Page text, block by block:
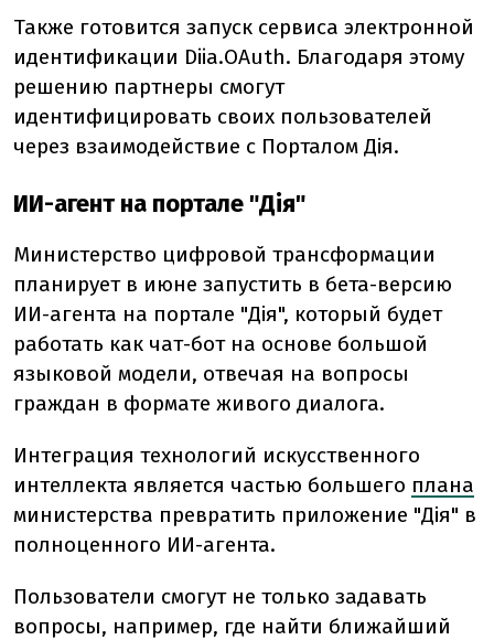
Также готовится запуск сервиса электронной
идентификации Diia.OAuth. Благодаря этому
решению партнеры смогут
идентифицировать своих пользователей
через взаимодействие с Порталом Дія.
ИИ-агент на портале "Дія"
Министерство цифровой трансформации
планирует в июне запустить в бета-версию
ИИ-агента на портале "Дія", который будет
работать как чат-бот на основе большой
языковой модели, отвечая на вопросы
граждан в формате живого диалога.
Интеграция технологий искусственного
интеллекта является частью большего плана
министерства превратить приложение "Дія" в
полноценного ИИ-агента.
Пользователи смогут не только задавать
вопросы, например, где найти ближайший